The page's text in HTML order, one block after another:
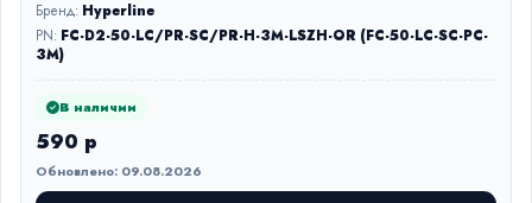
Бренд: Hyperline
PN: FC-D2-50-LC/PR-SC/PR-H-3M-LSZH-OR (FC-50-LC-SC-PC-
3M)
В наличии
590 р
Обновлено: 09.08.2026